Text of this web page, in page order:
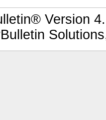
Version